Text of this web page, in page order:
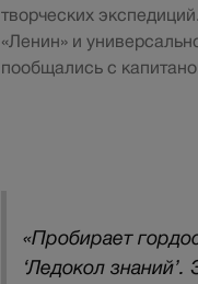
творческих
«Ленин» и
пообщались с
«Пробирает
‘Ледокол